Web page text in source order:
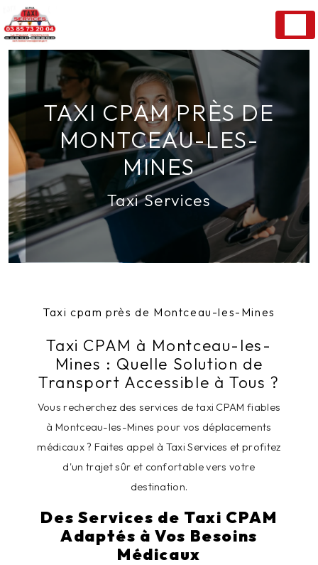
TAXI CPAM PRÈS DE
MONTCEAU-LES-
MINES
Taxi Services
Taxi cpam près de Montceau-les-Mines
Taxi CPAM à Montceau-les-
Mines : Quelle Solution de
Transport Accessible à Tous ?
Vous recherchez des services de taxi CPAM fiables
à Montceau-les-Mines pour vos déplacements
médicaux ? Faites appel à Taxi Services et profitez
d'un trajet sûr et confortable vers votre
destination.
Des Services de Taxi CPAM
Adaptés à Vos Besoins
Médicaux
Panneau de gestion des cookies